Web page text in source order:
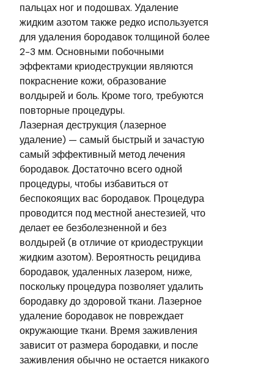
пальцах ног и подошвах. Удаление
жидким азотом также редко используется
для удаления бородавок толщиной более
2-3 мм. Основными побочными
эффектами криодеструкции являются
покраснение кожи, образование
волдырей и боль. Кроме того, требуются
повторные процедуры.
Лазерная деструкция (лазерное
удаление) — самый быстрый и зачастую
самый эффективный метод лечения
бородавок. Достаточно всего одной
процедуры, чтобы избавиться от
беспокоящих вас бородавок. Процедура
проводится под местной анестезией, что
делает ее безболезненной и без
волдырей (в отличие от криодеструкции
жидким азотом). Вероятность рецидива
бородавок, удаленных лазером, ниже,
поскольку процедура позволяет удалить
бородавку до здоровой ткани. Лазерное
удаление бородавок не повреждает
окружающие ткани. Время заживления
зависит от размера бородавки, и после
заживления обычно не остается никакого